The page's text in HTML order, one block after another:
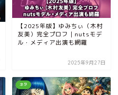
【2025年版】ゆみちぃ（木村
友美）完全プロフ｜nutsモデ
ル・メディア出演も網羅
2025年9月27日
ネタ